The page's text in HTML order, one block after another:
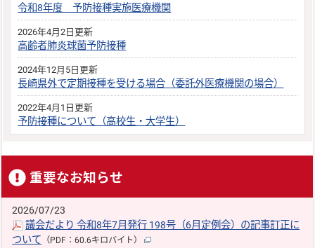
令和8年度 予防接種実施医療機関
2026年4月2日更新
高齢者肺炎球菌予防接種
2024年12月5日更新
長崎県外で定期接種を受ける場合（委託外医療機関の場合）
2022年4月1日更新
予防接種について（高校生・大学生）
重要なお知らせ
2026/07/23
議会だより 令和8年7月発行 198号（6月定例会）の記事訂正に
ついて （PDF：60.6キロバイト）